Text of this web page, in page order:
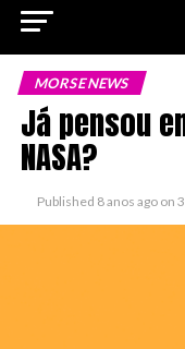
MORSE NEWS
Já pensou
NASA?
Published 8 anos ago on